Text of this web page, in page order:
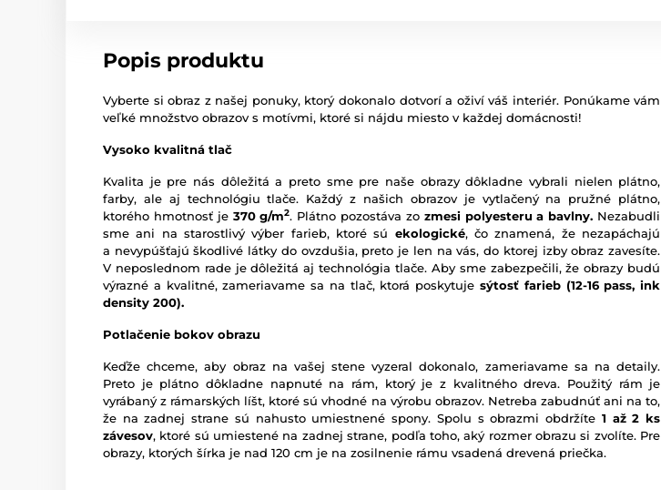
Popis produktu
Vyberte si obraz z našej ponuky, ktorý dokonalo dotvorí a oživí váš interiér. Ponúkame vám
veľké množstvo obrazov s motívmi, ktoré si nájdu miesto v každej domácnosti!
Vysoko kvalitná tlač
Kvalita je pre nás dôležitá a preto sme pre naše obrazy dôkladne vybrali nielen plátno,
farby, ale aj technológiu tlače. Každý z našich obrazov je vytlačený na pružné plátno,
ktorého hmotnosť je 370 g/m2. Plátno pozostáva zo zmesi polyesteru a bavlny. Nezabudli
sme ani na starostlivý výber farieb, ktoré sú ekologické, čo znamená, že nezapáchajú
a nevypúšťajú škodlivé látky do ovzdušia, preto je len na vás, do ktorej izby obraz zavesíte.
V neposlednom rade je dôležitá aj technológia tlače. Aby sme zabezpečili, že obrazy budú
výrazné a kvalitné, zameriavame sa na tlač, ktorá poskytujesýtosť farieb (12-16 pass, ink
density 200).
Potlačenie bokov obrazu
Keďže chceme, aby obraz na vašej stene vyzeral dokonalo, zameriavame sa na detaily.
Preto je plátno dôkladne napnuté na rám, ktorý je z kvalitného dreva. Použitý rám je
vyrábaný z rámarských líšt, ktoré sú vhodné na výrobu obrazov. Netreba zabudnúť ani na to,
že na zadnej strane sú nahusto umiestnené spony. Spolu s obrazmi obdržíte 1 až 2 ks
závesov, ktoré sú umiestené na zadnej strane, podľa toho, aký rozmer obrazu si zvolíte. Pre
obrazy, ktorých šírka je nad 120 cm je na zosilnenie rámu vsadená drevená priečka.